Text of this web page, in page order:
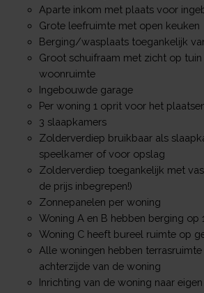
Aparte inkom met plaats voor
Grote leefruimte met open keuken
Berging/wasplaats toegankelijk
Groot schuifraam met zicht op
woonruimte
Ingebouwde garage
Per woning 1 oprit voor het
3 slaapkamers
Zolderverdiep bruikbaar als
speelkamer of voor opslag
Zolderverdiep toegankelijk met
de prijs inbegrepen!)
Zonnepanelen per woning
Woning A en B hebben berging op
Woning C heeft bureel ruimte op
Alle woningen hebben terrasruimte
achterzijde van de woning
Inrichting van de woning naar